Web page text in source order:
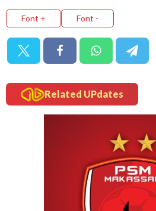
Font + Font -
Related UPdates